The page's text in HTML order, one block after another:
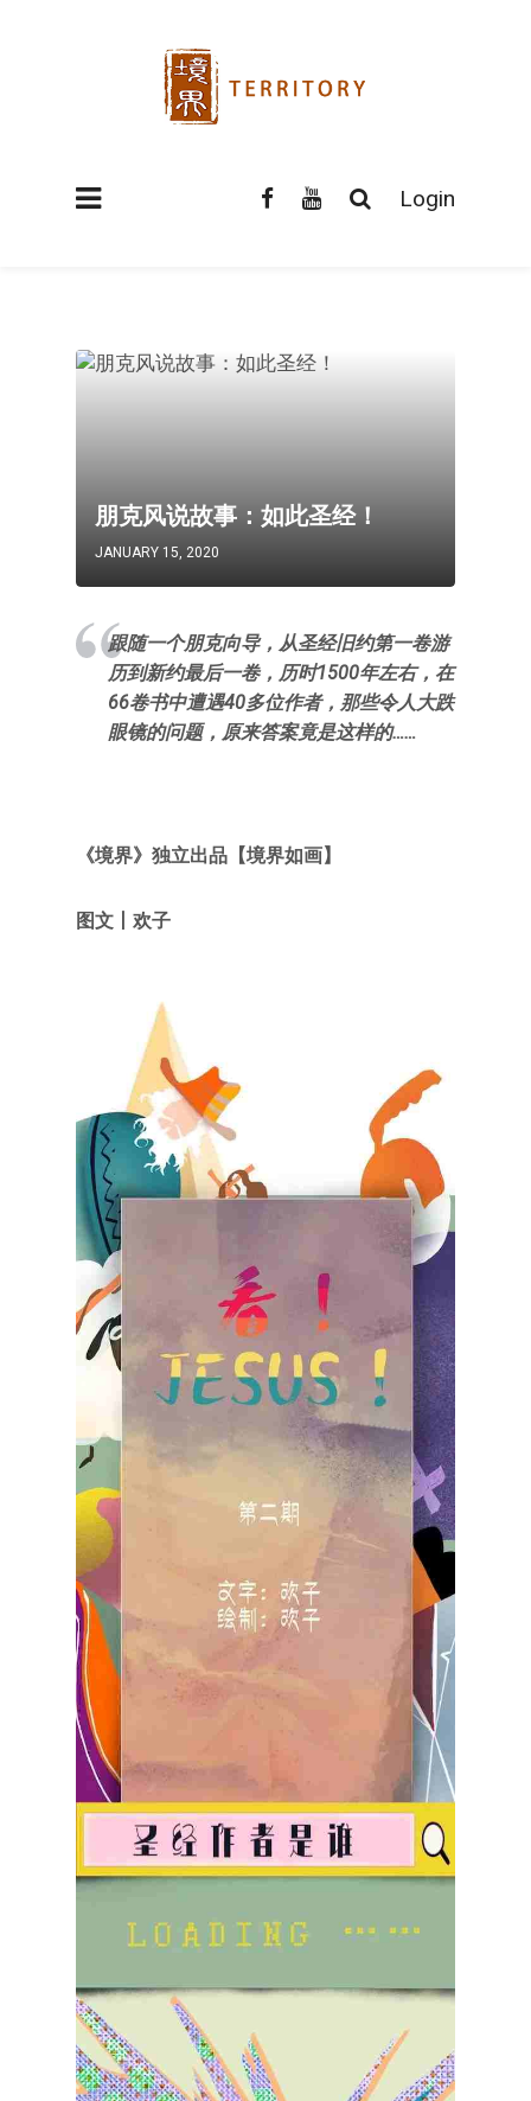
Login
朋克风说故事：如此圣经！
JANUARY 15, 2020
跟随一个朋克向导，从圣经旧约第一卷游
历到新约最后一卷，历时1500年左右，在
66卷书中遭遇40多位作者，那些令人大跌
眼镜的问题，原来答案竟是这样的……
《境界》独立出品【境界如画】
图文丨欢子